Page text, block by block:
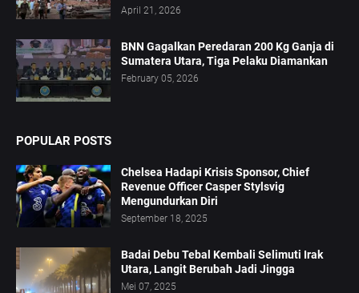
April 21, 2026
BNN Gagalkan Peredaran 200 Kg Ganja di
Sumatera Utara, Tiga Pelaku Diamankan
February 05, 2026
POPULAR POSTS
Chelsea Hadapi Krisis Sponsor, Chief
Revenue Officer Casper Stylsvig
Mengundurkan Diri
September 18, 2025
Badai Debu Tebal Kembali Selimuti Irak
Utara, Langit Berubah Jadi Jingga
Mei 07, 2025